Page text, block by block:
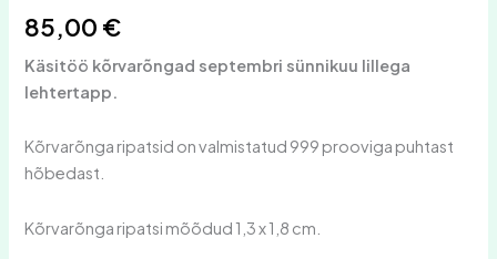
85,00 €
Käsitöö kõrvarõngad septembri sünnikuu lillega
lehtertapp.
Kõrvarõnga ripatsid on valmistatud 999 prooviga puhtast
hõbedast.
Kõrvarõnga ripatsi mõõdud 1,3 x 1,8 cm.